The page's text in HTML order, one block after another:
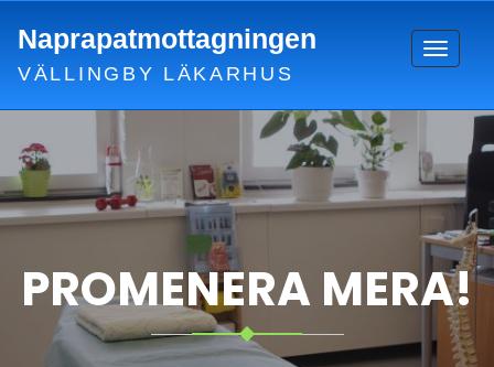
content
Toggle
Naprapatmottagningen
VÄLLINGBY LÄKARHUS
PROMENERA MERA!